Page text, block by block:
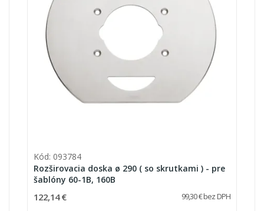
Kód: 093784
Rozširovacia doska ø 290 ( so skrutkami ) - pre
šablóny 60-1B, 160B
122,14 € 99,30 € bez DPH